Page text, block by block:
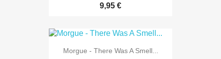
9,95 €
Morgue - There Was A Smell...